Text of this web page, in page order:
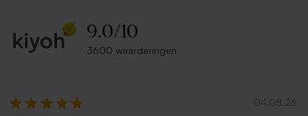
9.0/10
3600 waarderingen
04.08.26